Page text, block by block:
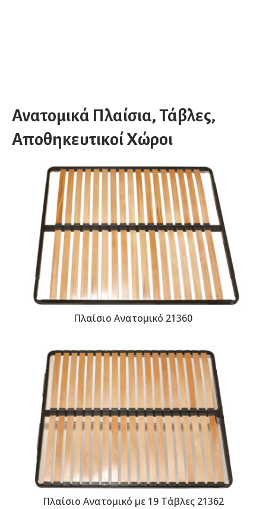
Ανατομικά Πλαίσια, Τάβλες,
Αποθηκευτικοί Χώροι
Πλαίσιο Ανατομικό 21360
Πλαίσιο Ανατομικό με 19 Τάβλες 21362